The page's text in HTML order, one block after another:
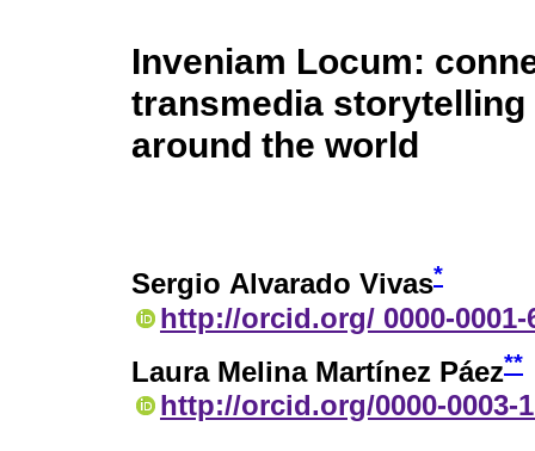
Inveniam Locum:
transmedia
around the world
Sergio Alvarado Vivas*
http://orcid.org/ 0000-0001-
Laura Melina Martínez Páez**
http://orcid.org/0000-0003-